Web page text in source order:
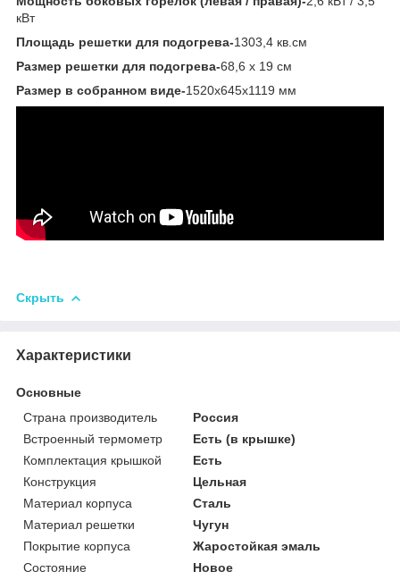
кВт
Площадь решетки для подогрева-1303,4 кв.см
Размер решетки для подогрева-68,6 х 19 см
Размер в собранном виде-1520х645х1119 мм
Скрыть
Характеристики
Основные
Страна производитель
Россия
Встроенный термометр
Есть (в крышке)
Комплектация крышкой
Есть
Конструкция
Цельная
Материал корпуса
Сталь
Материал решетки
Чугун
Покрытие корпуса
Жаростойкая эмаль
Состояние
Новое